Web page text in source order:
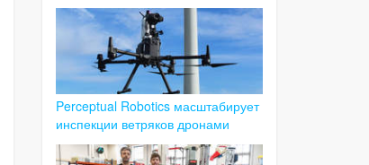
Perceptual Robotics масштабирует
инспекции ветряков дронами